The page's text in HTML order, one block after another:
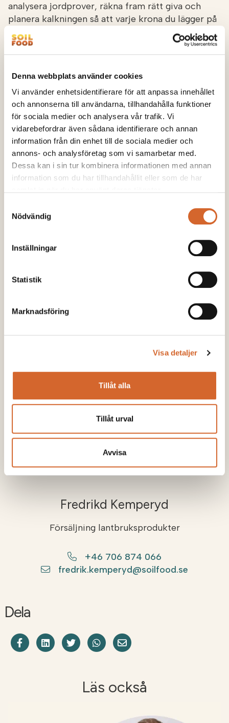
Denna webbplats använder cookies
Vi använder enhetsidentifierare för att anpassa innehållet
och annonserna till användarna, tillhandahålla funktioner
för sociala medier och analysera vår trafik. Vi
vidarebefordrar även sådana identifierare och annan
information från din enhet till de sociala medier och
annons- och analysföretag som vi samarbetar med.
Dessa kan i sin tur kombinera informationen med annan
information som du har tillhandahållit eller som de har
Nödvändig
Inställningar
Statistik
Marknadsföring
Visa detaljer
Tillåt alla
Tillåt urval
Avvisa
analysera jordprover, räkna fram rätt giva och
planera kalkningen så att varje krona du lägger på
kalk ger maximal effekt i marken.
giva, eller hör av dig direkt till oss!
Produktions- och försäljningschef för
Fredrikd Kemperyd
Försäljning lantbruksprodukter
+46 706 874 066
fredrik.kemperyd@soilfood.se
Dela
Dela på Facebook
Share on LinkedIn
Dela på Twitter
Dela på WhatsApp
Läs också